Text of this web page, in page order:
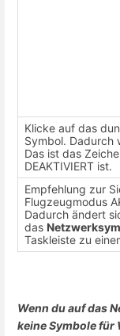
Klicke auf das
Symbol. Dadurch
Das ist das
DEAKTIVIERT ist.
Empfehlung zur
Flugzeugmodus
Dadurch ändert
das
Taskleiste zu
Wenn du auf das
keine Symbole für